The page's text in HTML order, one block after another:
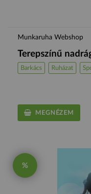
Munkaruha Webshop
Terepszínű
Barkács Ruházat
MEGNÉZEM
%